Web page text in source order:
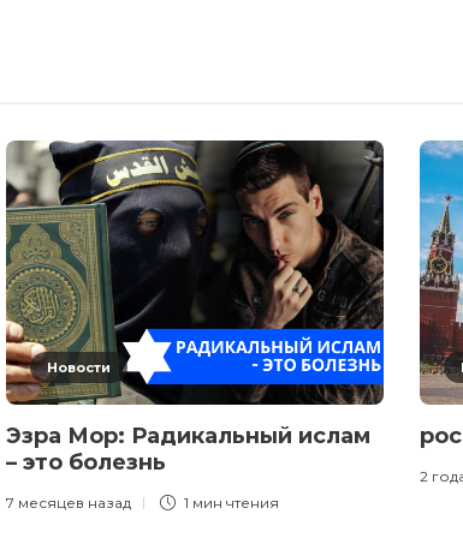
Новости
Эзра Мор: Радикальный ислам
– это болезнь
7 месяцев назад 1 мин чтения
2